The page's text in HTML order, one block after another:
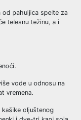
od pahuljica spelte za
telesnu težinu, a i
vode u odnosu na
vremena.
oljuštenog